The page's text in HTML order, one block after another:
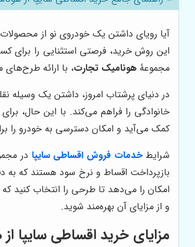
آیا رویای داشتن یک خودروی نو از
این روش خرید، فرصتی استثنایی را برای
مجموعۀ هونامیک تجارت، با ارائه
در دنیای پرشتاب امروز، داشتن یک وسیله
خانوادگی را فراهم می‌کند. با این حال،
کمک می‌آید و امکان دسترسی به خودرو را
شرایطخدمات فروش اقساطی سایپا در
بازپرداخت اقساط و نرخ سود هستند که به
امکان را می‌دهد تا طرحی را انتخاب کنید
و از مزایای آن بهره‌مند شوید.
مزایای خرید اقساطی سایپا از